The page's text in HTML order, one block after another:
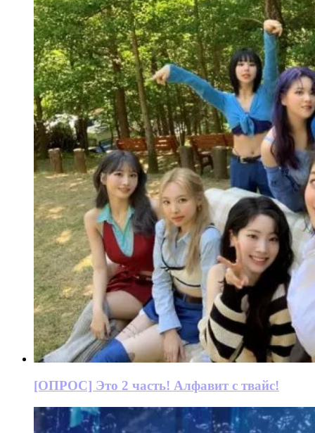
[ОПРОС] Это 2 часть! Алфавит с твайс!